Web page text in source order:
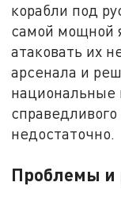
корабли под
самой мощной
атаковать их
арсенала и
национальные
недостаточно.
Проблемы и